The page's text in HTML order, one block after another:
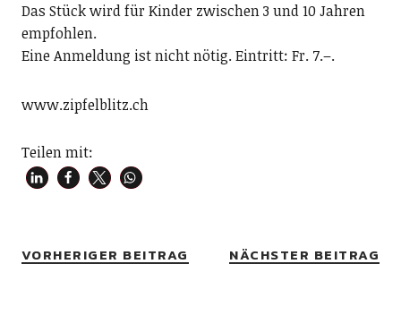
Das Stück wird für Kinder zwischen 3 und 10 Jahren
empfohlen.
Eine Anmeldung ist nicht nötig. Eintritt: Fr. 7.–.
www.zipfelblitz.ch
Teilen mit:
VORHERIGER BEITRAG NÄCHSTER BEITRAG